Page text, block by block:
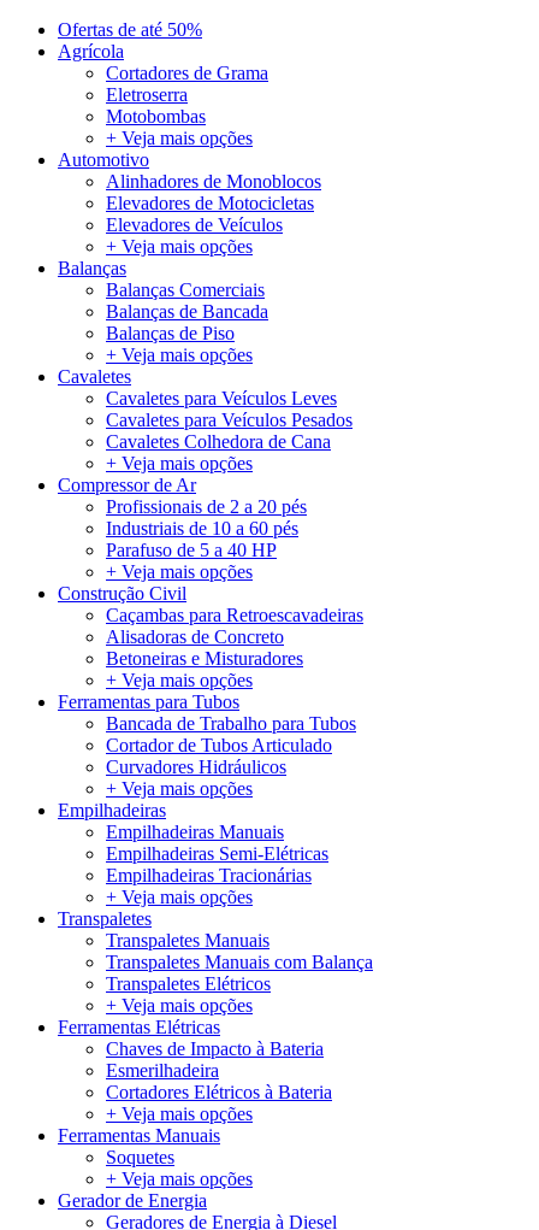
Ofertas de até 50%
Agrícola
Cortadores de Grama
Eletroserra
Motobombas
+ Veja mais opções
Automotivo
Alinhadores de Monoblocos
Elevadores de Motocicletas
Elevadores de Veículos
+ Veja mais opções
Balanças
Balanças Comerciais
Balanças de Bancada
Balanças de Piso
+ Veja mais opções
Cavaletes
Cavaletes para Veículos Leves
Cavaletes para Veículos Pesados
Cavaletes Colhedora de Cana
+ Veja mais opções
Compressor de Ar
Profissionais de 2 a 20 pés
Industriais de 10 a 60 pés
Parafuso de 5 a 40 HP
+ Veja mais opções
Construção Civil
Caçambas para Retroescavadeiras
Alisadoras de Concreto
Betoneiras e Misturadores
+ Veja mais opções
Ferramentas para Tubos
Bancada de Trabalho para Tubos
Cortador de Tubos Articulado
Curvadores Hidráulicos
+ Veja mais opções
Empilhadeiras
Empilhadeiras Manuais
Empilhadeiras Semi-Elétricas
Empilhadeiras Tracionárias
+ Veja mais opções
Transpaletes
Transpaletes Manuais
Transpaletes Manuais com Balança
Transpaletes Elétricos
+ Veja mais opções
Ferramentas Elétricas
Chaves de Impacto à Bateria
Esmerilhadeira
Cortadores Elétricos à Bateria
+ Veja mais opções
Ferramentas Manuais
Soquetes
+ Veja mais opções
Gerador de Energia
Geradores de Energia à Diesel